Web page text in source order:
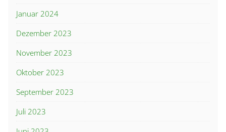
Januar 2024
Dezember 2023
November 2023
Oktober 2023
September 2023
Juli 2023